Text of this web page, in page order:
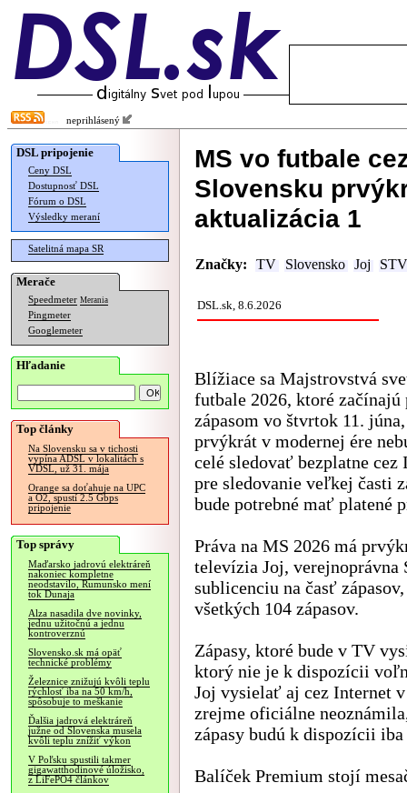
neprihlásený
DSL pripojenie
Ceny DSL
Dostupnosť DSL
Fórum o DSL
Výsledky meraní
Satelitná mapa SR
Merače
Speedmeter Merania
Pingmeter
Googlemeter
Hľadanie
Top články
Na Slovensku sa v tichosti
vypína ADSL v lokalitách s
VDSL, už 31. mája
Orange sa doťahuje na UPC
a O2, spustí 2.5 Gbps
pripojenie
Top správy
Maďarsko jadrovú elektráreň
nakoniec kompletne
neodstavilo, Rumunsko mení
tok Dunaja
Alza nasadila dve novinky,
jednu užitočnú a jednu
kontroverznú
Slovensko.sk má opäť
technické problémy
Železnice znižujú kvôli teplu
rýchlosť iba na 50 km/h,
spôsobuje to meškanie
Ďalšia jadrová elektráreň
južne od Slovenska musela
kvôli teplu znížiť výkon
V Poľsku spustili takmer
gigawatthodinové úložisko,
z LiFePO4 článkov
MS vo futbale
Slovensku
aktualizácia 1
Značky: TV Slovensko Joj
DSL.sk, 8.6.2026
Blížiace sa Majstrovstvá
futbale 2026, ktoré začínajú
zápasom vo štvrtok 11. júna,
prvýkrát v modernej ére
celé sledovať bezplatne cez
pre sledovanie veľkej časti
bude potrebné mať platené
Práva na MS 2026 má
televízia Joj, verejnoprávna
sublicenciu na časť
všetkých 104 zápasov.
Zápasy, ktoré bude v TV
ktorý nie je k dispozícii
Joj vysielať aj cez Internet
zrejme oficiálne
zápasy budú k dispozícii
Balíček Premium stojí